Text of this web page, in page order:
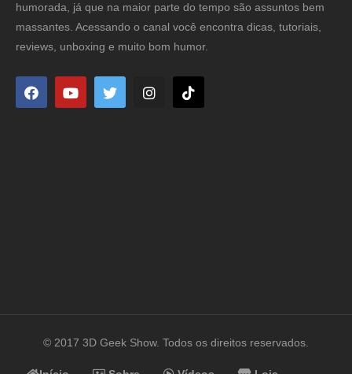
humorada, já que na maior parte do tempo são assuntos bem
massantes. Acessando o canal você encontra dicas, tutoriais,
reviews, unboxing e muito bom humor.
© 2017 3D Geek Show. Todos os direitos reservados.